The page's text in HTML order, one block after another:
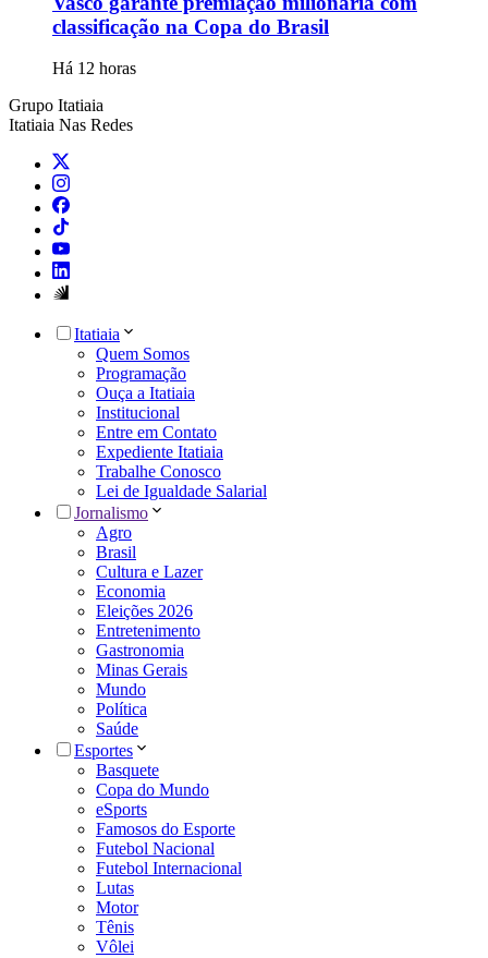
classificação na Copa do Brasil
Há 12 horas
Grupo Itatiaia
Itatiaia Nas Redes
Itatiaia
Quem Somos
Programação
Ouça a Itatiaia
Institucional
Entre em Contato
Expediente Itatiaia
Trabalhe Conosco
Lei de Igualdade Salarial
Jornalismo
Agro
Brasil
Cultura e Lazer
Economia
Eleições 2026
Entretenimento
Gastronomia
Minas Gerais
Mundo
Política
Saúde
Esportes
Basquete
Copa do Mundo
eSports
Famosos do Esporte
Futebol Nacional
Futebol Internacional
Lutas
Motor
Tênis
Vôlei